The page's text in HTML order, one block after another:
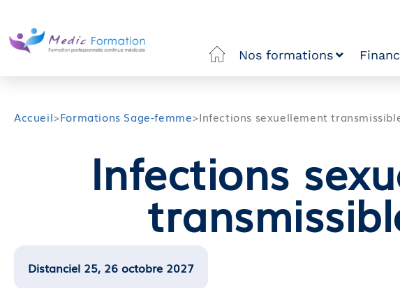
Nos formations
Accueil>Formations Sage-femme>Infections sexuellement
Infections
Distanciel 25, 26 octobre 2027